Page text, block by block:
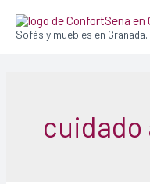
Sofás y muebles en
cuidado